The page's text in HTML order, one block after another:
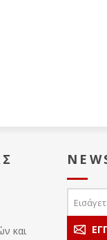
και